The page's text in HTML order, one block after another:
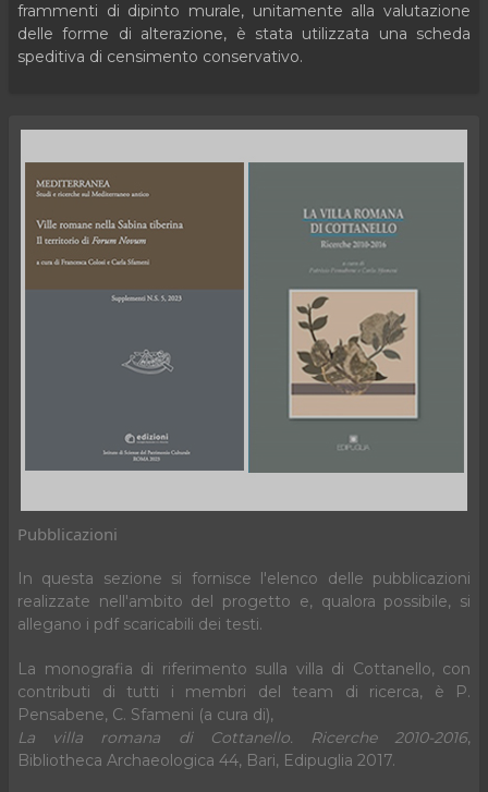
frammenti di dipinto murale, unitamente alla valutazione
delle forme di alterazione, è stata utilizzata una scheda
speditiva di censimento conservativo.
Pubblicazioni
In questa sezione si fornisce l'elenco delle pubblicazioni
realizzate nell'ambito del progetto e, qualora possibile, si
allegano i pdf scaricabili dei testi.
La monografia di riferimento sulla villa di Cottanello, con
contributi di tutti i membri del team di ricerca, è P.
Pensabene, C. Sfameni (a cura di),
La villa romana di Cottanello. Ricerche 2010-2016,
Bibliotheca Archaeologica 44, Bari, Edipuglia 2017.